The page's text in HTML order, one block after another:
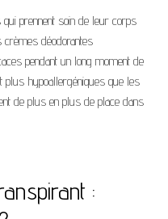
prennent soin de leur corps
crèmes déodorantes
pendant un long moment de
plus hypoallergéniques que les
de plus en plus de place dans
: